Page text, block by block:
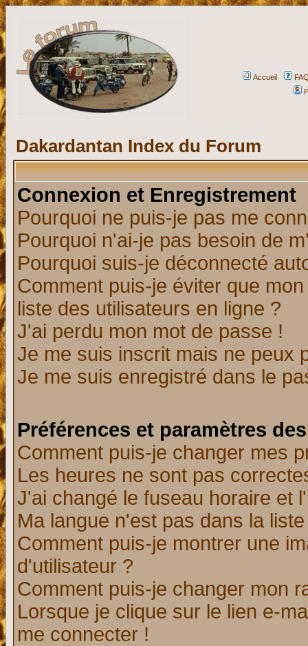
Accueil
Dakardantan Index du Forum
Connexion et Enregistrement
Pourquoi ne puis-je pas me
Pourquoi n'ai-je pas besoin de
Pourquoi suis-je déconnecté
Comment puis-je éviter que
liste des utilisateurs en ligne ?
J'ai perdu mon mot de passe !
Je me suis inscrit mais ne peux
Je me suis enregistré dans le
Préférences et paramètres
Comment puis-je changer mes
Les heures ne sont pas
J'ai changé le fuseau horaire et
Ma langue n'est pas dans la
Comment puis-je montrer une
d'utilisateur ?
Comment puis-je changer mon
Lorsque je clique sur le lien e-
me connecter !